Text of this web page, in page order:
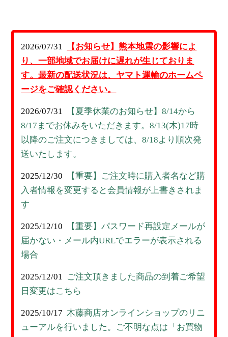
2026/07/31
【お知らせ】熊本地震の影響によ
り、一部地域でお届けに遅れが生じておりま
す。最新の配送状況は、ヤマト運輸のホームペ
ージをご確認ください。
2026/07/31
【夏季休業のお知らせ】8/14から
8/17までお休みをいただきます。8/13(木)17時
以降のご注文につきましては、8/18より順次発
送いたします。
2025/12/30
【重要】ご注文時に購入者名など購
入者情報を変更すると会員情報が上書きされま
す
2025/12/10
【重要】パスワード再設定メールが
届かない・メール内URLでエラーが表示される
場合
2025/12/01 ご注文頂きました商品の到着ご希望
日変更はこちら
2025/10/17木藤商店オンラインショップのリニ
ューアルを行いました。ご不明な点は「お買物